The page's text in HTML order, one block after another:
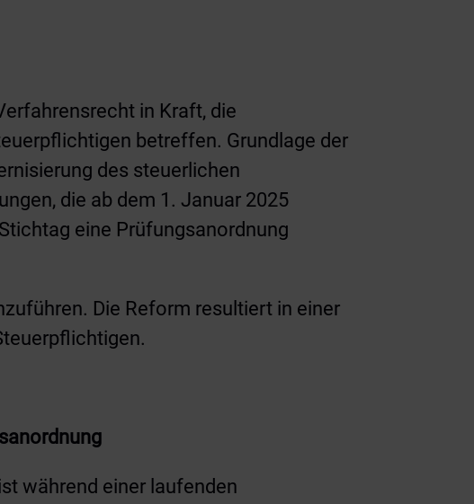
in Kraft, die
betreffen. Grundlage der
des steuerlichen
die ab dem 1. Januar 2025
eine Prüfungsanordnung
Die Reform resultiert in einer
während einer laufenden